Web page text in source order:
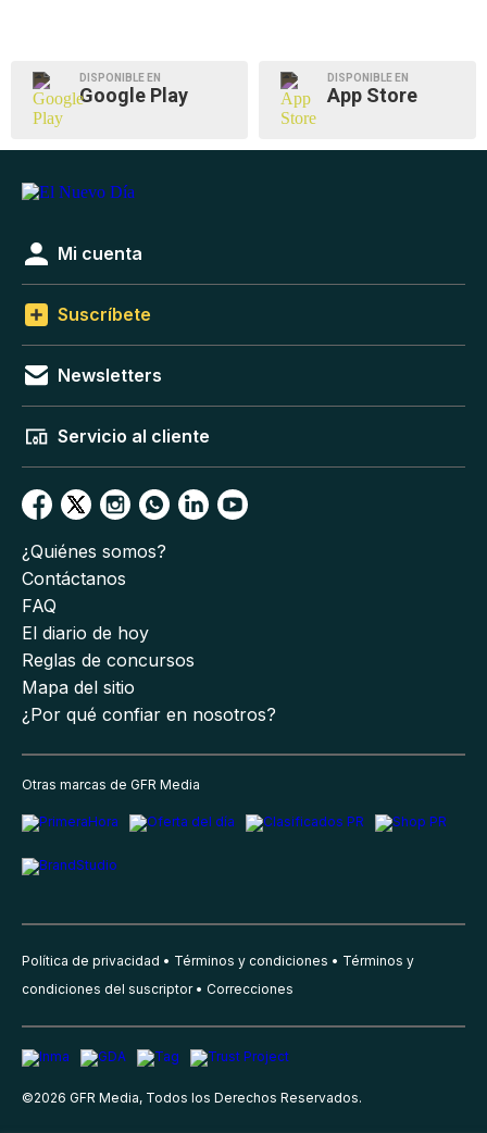
DISPONIBLE EN
Google Play
DISPONIBLE EN
App Store
Mi cuenta
Suscríbete
Newsletters
Servicio al cliente
¿Quiénes somos?
Contáctanos
FAQ
El diario de hoy
Reglas de concursos
Mapa del sitio
¿Por qué confiar en nosotros?
Otras marcas de GFR Media
Política de privacidad Términos y condiciones
Términos y
condiciones del suscriptor
Correcciones
©2026 GFR Media, Todos los Derechos Reservados.